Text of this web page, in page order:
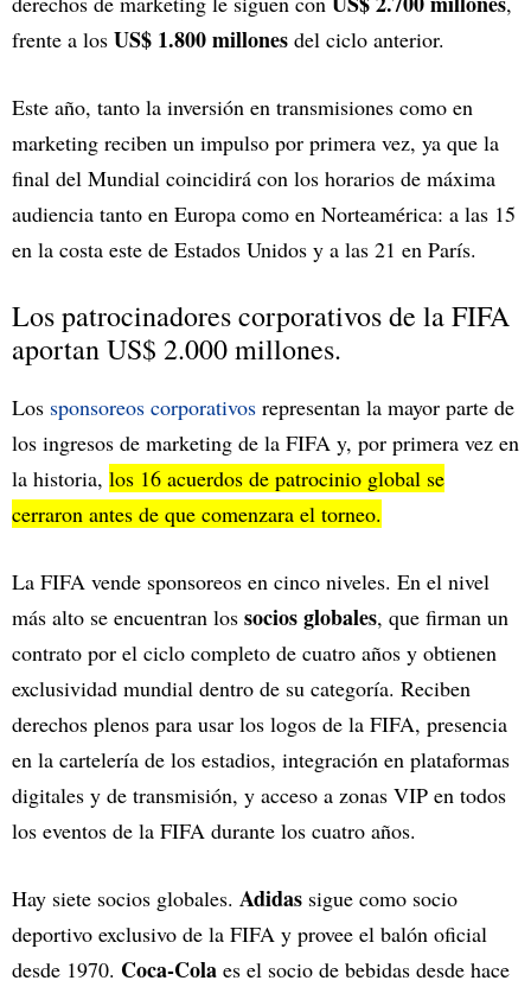
frente a los US$ 1.800 millones del ciclo anterior.
Este año, tanto la inversión en transmisiones como en
marketing reciben un impulso por primera vez, ya que la
final del Mundial coincidirá con los horarios de máxima
audiencia tanto en Europa como en Norteamérica: a las 15
en la costa este de Estados Unidos y a las 21 en París.
Los patrocinadores corporativos de la FIFA
aportan US$ 2.000 millones.
Los sponsoreos corporativos representan la mayor parte de
los ingresos de marketing de la FIFA y, por primera vez en
la historia, los 16 acuerdos de patrocinio global se
cerraron antes de que comenzara el torneo.
La FIFA vende sponsoreos en cinco niveles. En el nivel
más alto se encuentran los socios globales, que firman un
contrato por el ciclo completo de cuatro años y obtienen
exclusividad mundial dentro de su categoría. Reciben
derechos plenos para usar los logos de la FIFA, presencia
en la cartelería de los estadios, integración en plataformas
digitales y de transmisión, y acceso a zonas VIP en todos
los eventos de la FIFA durante los cuatro años.
Hay siete socios globales. Adidas sigue como socio
deportivo exclusivo de la FIFA y provee el balón oficial
desde 1970. Coca-Cola es el socio de bebidas desde hace